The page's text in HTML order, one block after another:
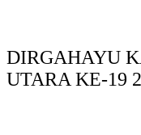
DIRGAHAYU
UTARA KE-19